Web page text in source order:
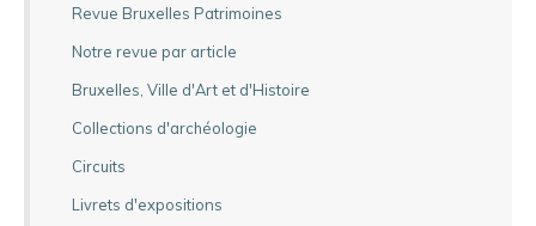
Revue Bruxelles Patrimoines
Notre revue par article
Bruxelles, Ville d'Art et d'Histoire
Collections d'archéologie
Circuits
Livrets d'expositions